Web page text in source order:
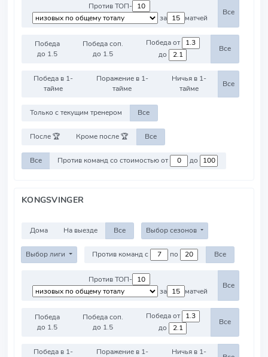
Против ТОП-
за
матчей
Все
Победа
до 1.5
Победа соп.
до 1.5
Победа от
до
Все
Победа в 1-
тайме
Поражение в 1-
тайме
Ничья в 1-
тайме
Все
Только с текущим тренером Все
После 🏆 Кроме после 🏆 Все
Все Против команд со стоимостью от до
KONGSVINGER
Дома На выезде Все Выбор сезонов
Выбор лиги Против команд с по Все
Против ТОП-
за
матчей
Все
Победа
до 1.5
Победа соп.
до 1.5
Победа от
до
Все
Победа в 1-
Поражение в 1-
Ничья в 1-